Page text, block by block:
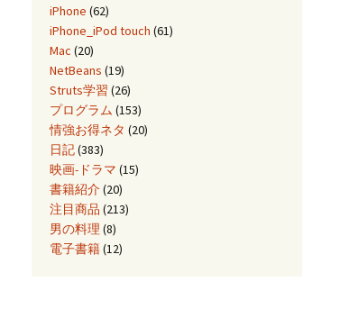
iPhone (62)
iPhone_iPod touch (61)
Mac (20)
NetBeans (19)
Struts学習 (26)
プログラム (153)
情強お得ネタ (20)
日記(383)
映画-ドラマ (15)
書籍紹介(20)
注目商品 (213)
男の料理 (8)
電子書籍(12)